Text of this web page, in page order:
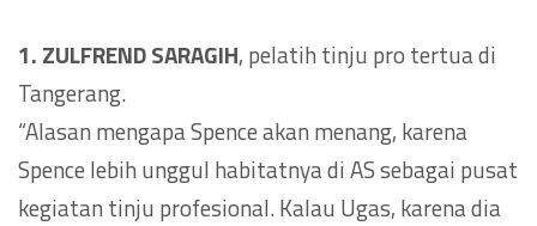
1. ZULFREND SARAGIH, pelatih tinju pro tertua di
Tangerang.
“Alasan mengapa Spence akan menang, karena
Spence lebih unggul habitatnya di AS sebagai pusat
kegiatan tinju profesional. Kalau Ugas, karena dia